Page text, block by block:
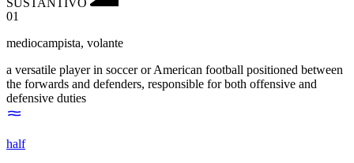
01
mediocampista, volante
a versatile player in soccer or American football positioned between
the forwards and defenders, responsible for both offensive and
defensive duties
half